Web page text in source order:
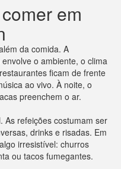
em
da comida. A
envolve o ambiente, o clima
ficam de frente
ao vivo. À noite, o
preenchem o ar.
As refeições costumam ser
drinks e risadas. Em
irresistível: churros
ou tacos fumegantes.